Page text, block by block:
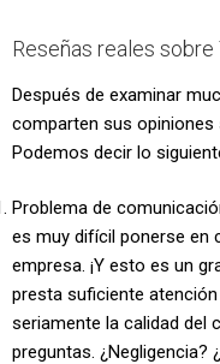
Reseñas reales
Después de examinar
comparten sus opiniones
Podemos decir lo
Problema de
es muy difícil ponerse en
empresa. ¡Y esto es un
presta suficiente
seriamente la calidad del
preguntas. ¿Negligencia?